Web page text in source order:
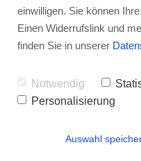
Internal Linking
dich.
Stephan Ochmann
Beim Vergleich
Optionen kann
überwältigend
einwilligen. Sie können
Einen Widerrufslink und
finden Sie in unserer
Notwendig
Personalisierung
Auswahl